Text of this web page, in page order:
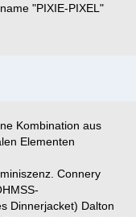
"PIXIE-PIXEL"
Kombination aus
Elementen
Connery
Dinnerjacket) Dalton